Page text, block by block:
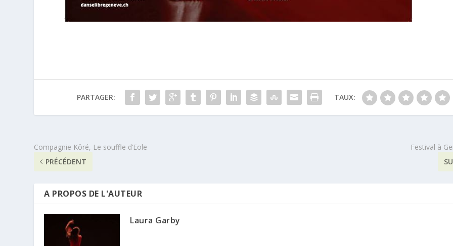
PARTAGER: TAUX:
Compagnie Kôré, Le souffle d’Eole
PRÉCÉDENT
Festival à
A PROPOS DE L'AUTEUR
Laura Garby